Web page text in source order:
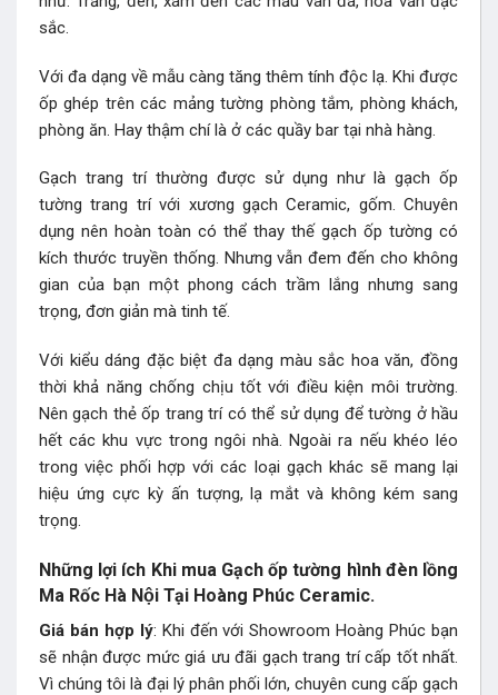
sắc.
Với đa dạng về mẫu càng tăng thêm tính độc lạ. Khi được
ốp ghép trên các mảng tường phòng tắm, phòng khách,
phòng ăn. Hay thậm chí là ở các quầy bar tại nhà hàng.
Gạch trang trí thường được sử dụng như là gạch ốp
tường trang trí với xương gạch Ceramic, gốm. Chuyên
dụng nên hoàn toàn có thể thay thế gạch ốp tường có
kích thước truyền thống. Nhưng vẫn đem đến cho không
gian của bạn một phong cách trầm lắng nhưng sang
trọng, đơn giản mà tinh tế.
Với kiểu dáng đặc biệt đa dạng màu sắc hoa văn, đồng
thời khả năng chống chịu tốt với điều kiện môi trường.
Nên gạch thẻ ốp trang trí có thể sử dụng để tường ở hầu
hết các khu vực trong ngôi nhà. Ngoài ra nếu khéo léo
trong việc phối hợp với các loại gạch khác sẽ mang lại
hiệu ứng cực kỳ ấn tượng, lạ mắt và không kém sang
trọng.
Những lợi ích Khi mua Gạch ốp tường hình đèn lồng
Ma Rốc Hà Nội Tại Hoàng Phúc Ceramic.
Giá bán hợp lý: Khi đến với Showroom Hoàng Phúc bạn
sẽ nhận được mức giá ưu đãi gạch trang trí cấp tốt nhất.
Vì chúng tôi là đại lý phân phối lớn, chuyên cung cấp gạch